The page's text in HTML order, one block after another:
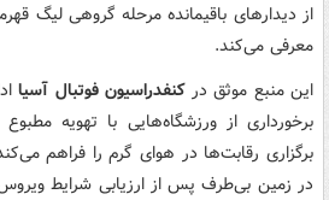
از دیدارهای باقیمانده مرحله گروهی لیگ
معرفی می‌کند.
این منبع موثق در کنفدراسیون فوتبال آسیا
برخورداری از ورزشگاه‌هایی با تهویه
برگزاری رقابت‌ها در هوای گرم را فراهم
در زمین بی‌طرف پس از ارزیابی شرایط